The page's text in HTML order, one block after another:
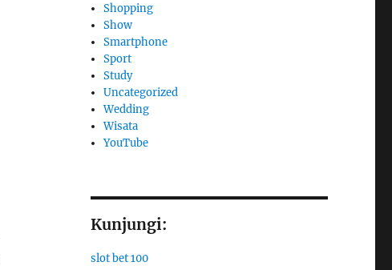
Shopping
Show
Smartphone
Sport
Study
Uncategorized
Wedding
Wisata
YouTube
Kunjungi:
slot bet 100